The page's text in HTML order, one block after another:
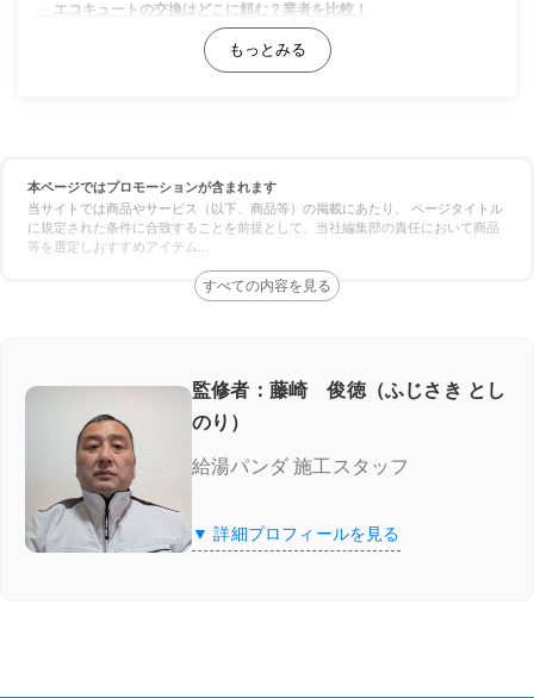
エコキュートの交換はどこに頼む？業者を比較！
保証の比較
エコキュート専門業者の選び方！ここをチェック
良心価格＆追加費用なし
認定資格の有無
【見積もり無料+迅速な対応】エコキュート交換業者を2社厳選！
本ページではプロモーションが含まれます
当サイトでは商品やサービス（以下、商品等）の掲載にあたり、 ページタイトル
に規定された条件に合致することを前提として、当社編集部の責任において商品
等を選定しおすすめアイテム
監修者：藤崎 俊徳（ふじさき とし
のり）
給湯パンダ 施工スタッフ
▼ 詳細プロフィールを見る